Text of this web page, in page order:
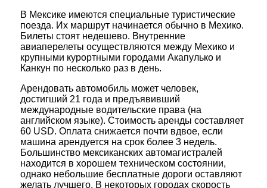
В Мексике имеются специальные туристические
поезда. Их маршрут начинается обычно в Мехико.
Билеты стоят недешево. Внутренние
авиаперелеты осуществляются между Мехико и
крупными курортными городами Акапулько и
Канкун по несколько раз в день.
Арендовать автомобиль может человек,
достигший 21 года и предъявивший
международные водительские права (на
английском языке). Стоимость аренды составляет
60 USD. Оплата снижается почти вдвое, если
машина арендуется на срок более 3 недель.
Большинство мексиканских автомагистралей
находится в хорошем техническом состоянии,
однако небольшие бесплатные дороги оставляют
желать лучшего. В некоторых городах скорость